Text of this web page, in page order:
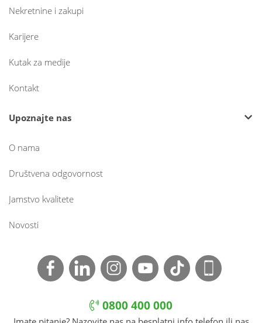
Nekretnine i zakupi
Karijere
Kutak za medije
Kontakt
Upoznajte nas
O nama
Društvena odgovornost
Jamstvo kvalitete
Novosti
0800 400 000